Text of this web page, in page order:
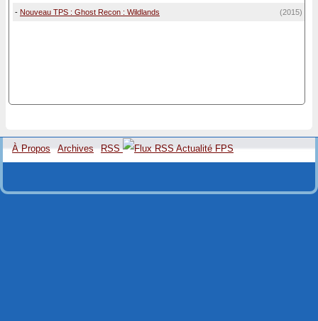
- Nouveau TPS : Ghost Recon : Wildlands (2015)
À Propos Archives RSS